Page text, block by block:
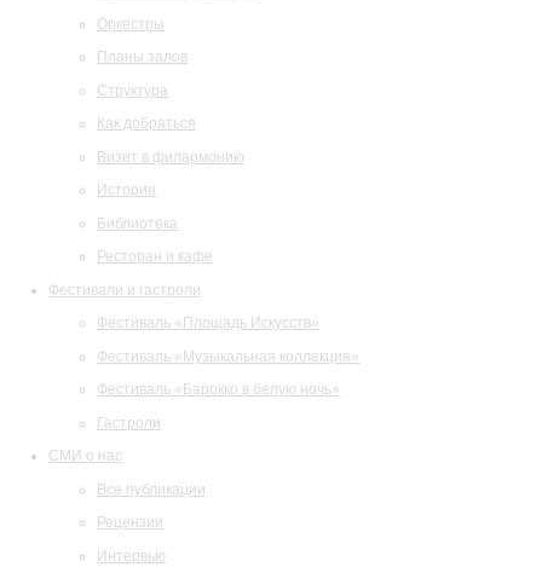
Оркестры
Планы залов
Структура
Как добраться
Визит в филармонию
История
Библиотека
Ресторан и кафе
Фестивали и гастроли
Фестиваль «Площадь Искусств»
Фестиваль «Музыкальная коллекция»
Фестиваль «Барокко в белую ночь»
Гастроли
СМИ о нас
Все публикации
Рецензии
Интервью